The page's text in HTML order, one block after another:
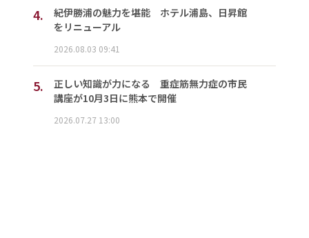
4.
紀伊勝浦の魅力を堪能 ホテル浦島、日昇館
をリニューアル
2026.08.03 09:41
5.
正しい知識が力になる 重症筋無力症の市民
講座が10月3日に熊本で開催
2026.07.27 13:00